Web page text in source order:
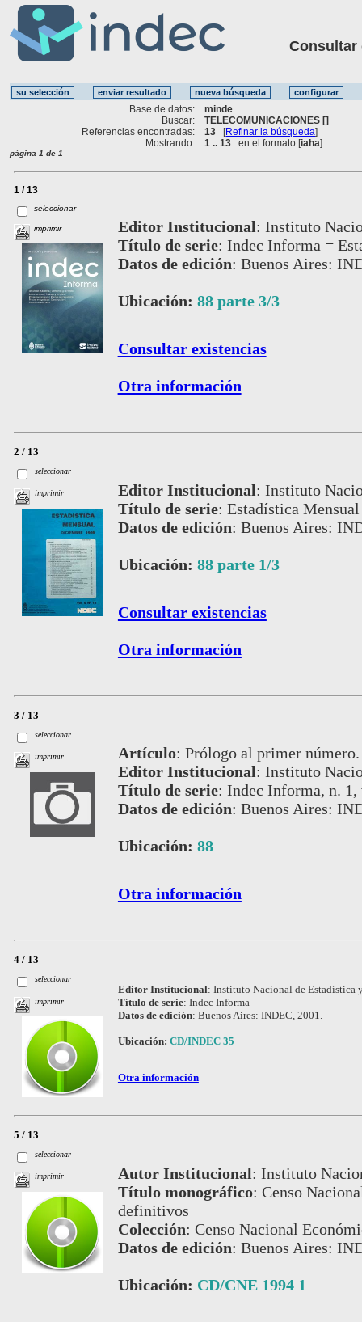
Consultar
Base de datos:
minde
Buscar:
TELECOMUNICACIONES []
Referencias encontradas:
13 [Refinar la búsqueda]
Mostrando:
1 .. 13 en el formato [iaha]
página 1 de 1
1 / 13
seleccionar
imprimir Editor Institucional: Instituto
Título de serie: Indec Informa =
Datos de edición: Buenos Aires:
Ubicación: 88 parte 3/3
Consultar existencias
Otra información
2 / 13
seleccionar
imprimir Editor Institucional: Instituto
Título de serie: Estadística
Datos de edición: Buenos Aires:
Ubicación: 88 parte 1/3
Consultar existencias
Otra información
3 / 13
seleccionar
imprimir Artículo: Prólogo al primer número.
Editor Institucional: Instituto
Título de serie: Indec Informa, n. 1,
Datos de edición: Buenos Aires:
Ubicación: 88
Otra información
4 / 13
seleccionar
imprimir
Editor Institucional: Instituto Nacional de Estadística
Título de serie: Indec Informa
Datos de edición: Buenos Aires: INDEC, 2001.
Ubicación: CD/INDEC 35
Otra información
5 / 13
seleccionar
imprimir Autor Institucional: Instituto
Título monográfico: Censo
definitivos
Colección: Censo Nacional
Datos de edición: Buenos Aires:
Ubicación: CD/CNE 1994 1